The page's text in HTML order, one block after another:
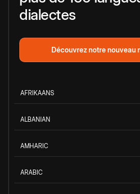
dialectes
Découvrez notre nouveau
AFRIKAANS
ALBANIAN
AMHARIC
ARABIC